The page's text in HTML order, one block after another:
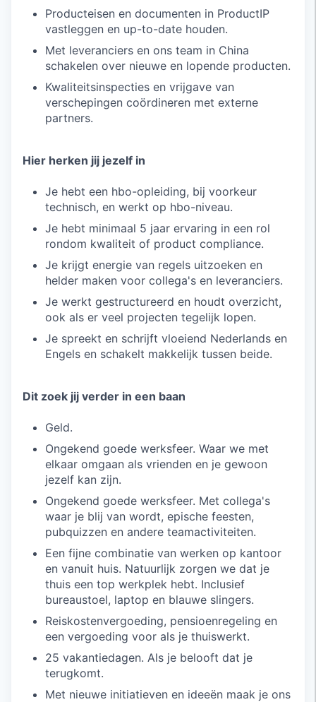
Producteisen en documenten in ProductIP
vastleggen en up-to-date houden.
Met leveranciers en ons team in China
schakelen over nieuwe en lopende producten.
Kwaliteitsinspecties en vrijgave van
verschepingen coördineren met externe
partners.
Hier herken jij jezelf in
Je hebt een hbo-opleiding, bij voorkeur
technisch, en werkt op hbo-niveau.
Je hebt minimaal 5 jaar ervaring in een rol
rondom kwaliteit of product compliance.
Je krijgt energie van regels uitzoeken en
helder maken voor collega's en leveranciers.
Je werkt gestructureerd en houdt overzicht,
ook als er veel projecten tegelijk lopen.
Je spreekt en schrijft vloeiend Nederlands en
Engels en schakelt makkelijk tussen beide.
Dit zoek jij verder in een baan
Geld.
Ongekend goede werksfeer. Waar we met
elkaar omgaan als vrienden en je gewoon
jezelf kan zijn.
Ongekend goede werksfeer. Met collega's
waar je blij van wordt, epische feesten,
pubquizzen en andere teamactiviteiten.
Een fijne combinatie van werken op kantoor
en vanuit huis. Natuurlijk zorgen we dat je
thuis een top werkplek hebt. Inclusief
bureaustoel, laptop en blauwe slingers.
Reiskostenvergoeding, pensioenregeling en
een vergoeding voor als je thuiswerkt.
25 vakantiedagen. Als je belooft dat je
terugkomt.
Met nieuwe initiatieven en ideeën maak je ons